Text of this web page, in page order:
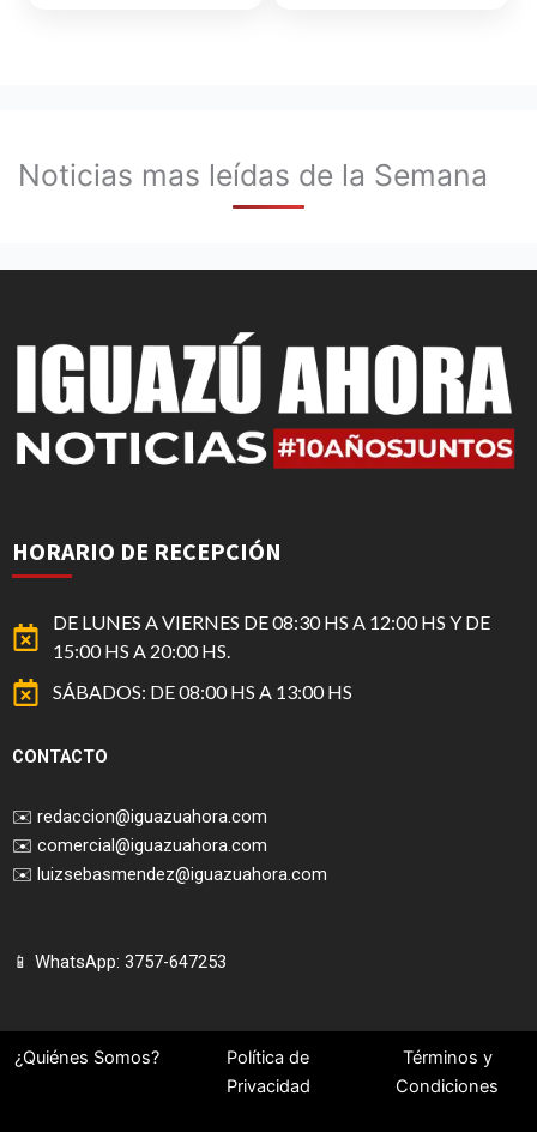
Noticias mas leídas de la Semana
HORARIO DE RECEPCIÓN
DE LUNES A VIERNES DE 08:30 HS A 12:00 HS Y DE
15:00 HS A 20:00 HS.
SÁBADOS: DE 08:00 HS A 13:00 HS
CONTACTO
✉️ redaccion@iguazuahora.com
✉️ comercial@iguazuahora.com
✉️ luizsebasmendez@iguazuahora.com
📱 WhatsApp: 3757-647253
¿Quiénes Somos?
Política de
Privacidad
Términos y
Condiciones